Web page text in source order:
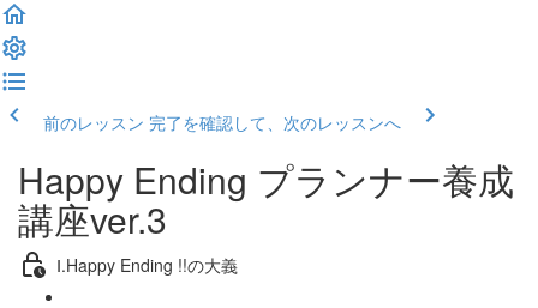
前のレッスン 完了を確認して、次のレッスンへ
Happy Ending プランナー養成
講座ver.3
Ⅰ.Happy Ending !!の大義